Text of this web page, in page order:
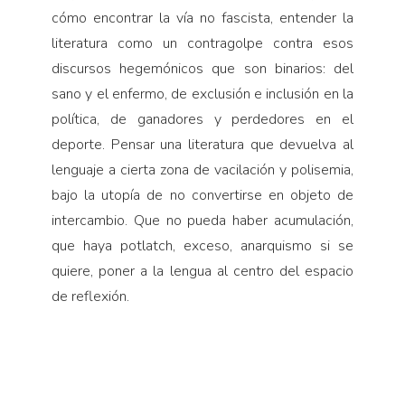
cómo encontrar la vía no fascista, entender la
literatura como un contragolpe contra esos
discursos hegemónicos que son binarios: del
sano y el enfermo, de exclusión e inclusión en la
política, de ganadores y perdedores en el
deporte. Pensar una literatura que devuelva al
lenguaje a cierta zona de vacilación y polisemia,
bajo la utopía de no convertirse en objeto de
intercambio. Que no pueda haber acumulación,
que haya potlatch, exceso, anarquismo si se
quiere, poner a la lengua al centro del espacio
de reflexión.